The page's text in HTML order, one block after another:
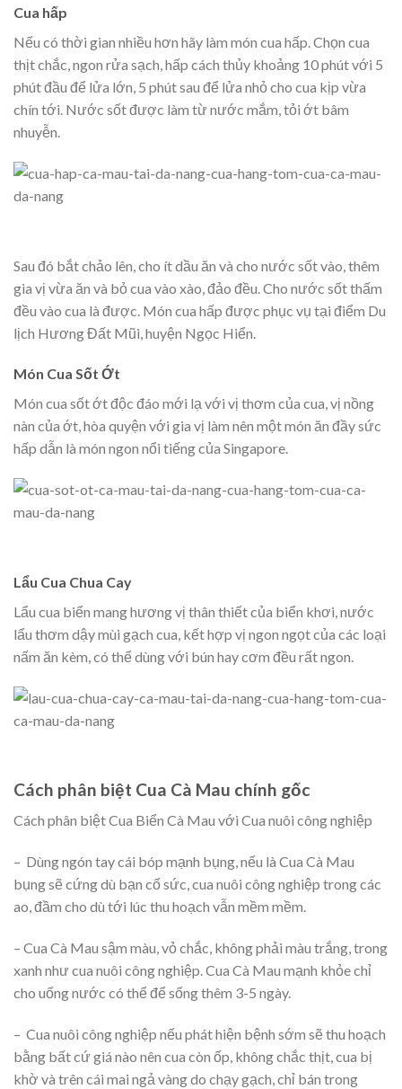
Cua hấp
Nếu có thời gian nhiều hơn hãy làm món cua hấp. Chọn cua
thịt chắc, ngon rửa sạch, hấp cách thủy khoảng 10 phút với 5
phút đầu để lửa lớn, 5 phút sau để lửa nhỏ cho cua kịp vừa
chín tới. Nước sốt được làm từ nước mắm, tỏi ớt bâm
nhuyễn.
Sau đó bắt chảo lên, cho ít dầu ăn và cho nước sốt vào, thêm
gia vị vừa ăn và bỏ cua vào xào, đảo đều. Cho nước sốt thấm
đều vào cua là được. Món cua hấp được phục vụ tại điểm Du
lịch Hương Đất Mũi, huyện Ngọc Hiển.
Món Cua Sốt Ớt
Món cua sốt ớt độc đáo mới lạ với vị thơm của cua, vị nồng
nàn của ớt, hòa quyện với gia vị làm nên một món ăn đầy sức
hấp dẫn là món ngon nổi tiếng của Singapore.
Lẩu Cua Chua Cay
Lẩu cua biển mang hương vị thân thiết của biển khơi, nước
lẩu thơm dậy mùi gạch cua, kết hợp vị ngon ngọt của các loại
nấm ăn kèm, có thể dùng với bún hay cơm đều rất ngon.
Cách phân biệt Cua Cà Mau chính gốc
Cách phân biệt Cua Biển Cà Mau với Cua nuôi công nghiệp
– Dùng ngón tay cái bóp mạnh bụng, nếu là Cua Cà Mau
bụng sẽ cứng dù bạn cố sức, cua nuôi công nghiệp trong các
ao, đầm cho dù tới lúc thu hoạch vẫn mềm mềm.
– Cua Cà Mau sậm màu, vỏ chắc, không phải màu trắng, trong
xanh như cua nuôi công nghiệp. Cua Cà Mau mạnh khỏe chỉ
cho uống nước có thể để sống thêm 3-5 ngày.
– Cua nuôi công nghiệp nếu phát hiện bệnh sớm sẽ thu hoạch
bằng bất cứ giá nào nên cua còn ốp, không chắc thịt, cua bị
khờ và trên cái mai ngả vàng do chạy gạch, chỉ bán trong